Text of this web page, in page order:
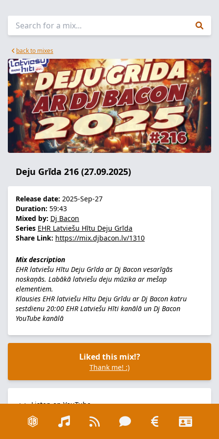
back to mixes
Deju Grīda 216 (27.09.2025)
Release date: 2025-Sep-27
Duration: 59:43
Mixed by: Dj Bacon
Series EHR Latviešu Hītu Deju Grīda
Share Link: https://mix.djbacon.lv/1310
Mix description
EHR latviešu Hītu Deju Grīda ar Dj Bacon vesarīgās
noskaņās. Labākā latviešu deju mūzika ar mešap
elementiem.
Klausies EHR latviešu Hītu Deju Grīdu ar Dj Bacon katru
sestdienu 20:00 EHR Latviešu Hīti kanālā un Dj Bacon
YouTube kanālā
Liked this mix!?
Thank me! :)
Listen on YouTube